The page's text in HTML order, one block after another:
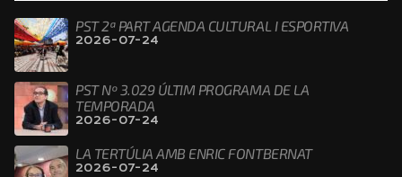
PST 2ª PART AGENDA CULTURAL I ESPORTIVA
2026-07-24
PST Nº 3.029 ÚLTIM PROGRAMA DE LA
TEMPORADA
2026-07-24
LA TERTÚLIA AMB ENRIC FONTBERNAT
2026-07-24